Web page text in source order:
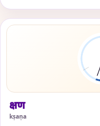
क्षण
kṣaṇa